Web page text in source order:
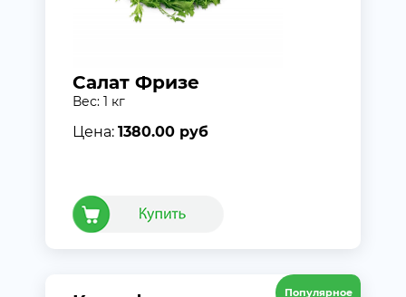
Салат Фризе
Вес: 1 кг
Цена: 1380.00 руб
Популярное